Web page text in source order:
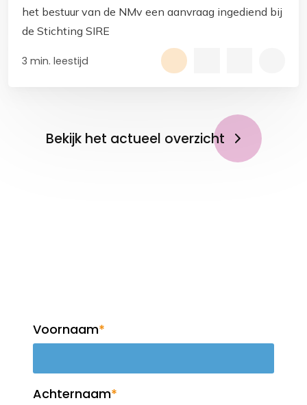
het bestuur van de NMv een aanvraag ingediend bij
de Stichting SIRE
3 min. leestijd
Bekijk het actueel overzicht